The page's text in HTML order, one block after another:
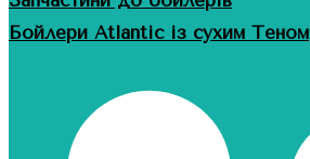
Бойлери Atlantic із сухим Теном